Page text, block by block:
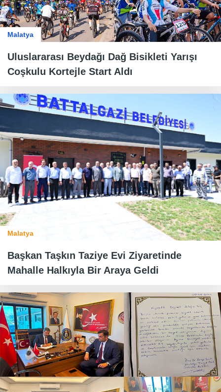
Malatya
Uluslararası Beydağı Dağ Bisikleti Yarışı
Coşkulu Kortejle Start Aldı
Malatya
Başkan Taşkın Taziye Evi Ziyaretinde
Mahalle Halkıyla Bir Araya Geldi